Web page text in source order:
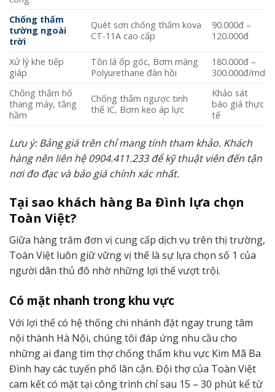
Chống thấm
tường ngoài
trời
Quét sơn chống thấm kova
CT-11A cao cấp
90.000đ –
120.000đ
Xử lý khe tiếp
giáp
Tôn lá ốp góc, Bơm màng
Polyurethane đàn hồi
180.000đ –
300.000đ/md
Chống thấm hố
thang máy, tầng
hầm
Chống thấm ngược tinh
thể IC, Bơm keo áp lực
Khảo sát
báo giá thực
tế
Lưu ý: Bảng giá trên chỉ mang tính tham khảo. Khách
hàng nên liên hệ 0904.411.233 để kỹ thuật viên đến tận
nơi đo đạc và báo giá chính xác nhất.
Tại sao khách hàng Ba Đình lựa chọn
Toàn Việt?
Giữa hàng trăm đơn vị cung cấp dịch vụ trên thị trường,
Toàn Việt luôn giữ vững vị thế là sự lựa chọn số 1 của
người dân thủ đô nhờ những lợi thế vượt trội.
Có mặt nhanh trong khu vực
Với lợi thế có hệ thống chi nhánh đặt ngay trung tâm
nội thành Hà Nội, chúng tôi đáp ứng nhu cầu cho
những ai đang tìm thợ chống thấm khu vực Kim Mã Ba
Đình hay các tuyến phố lân cận. Đội thợ của Toàn Việt
cam kết có mặt tại công trình chỉ sau 15 – 30 phút kể từ